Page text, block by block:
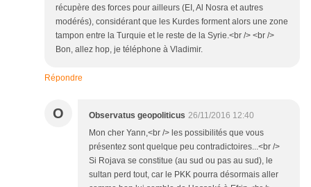
récupère des forces pour ailleurs (EI, Al Nosra et autres
modérés), considérant que les Kurdes forment alors une zone
tampon entre la Turquie et le reste de la Syrie.<br /> <br />
Bon, allez hop, je téléphone à Vladimir.
Répondre
O Observatus geopoliticus 26/11/2016 12:40
Mon cher Yann,<br /> les possibilités que vous
présentez sont quelque peu contradictoires...<br />
Si Rojava se constitue (au sud ou pas au sud), le
sultan perd tout, car le PKK pourra désormais aller